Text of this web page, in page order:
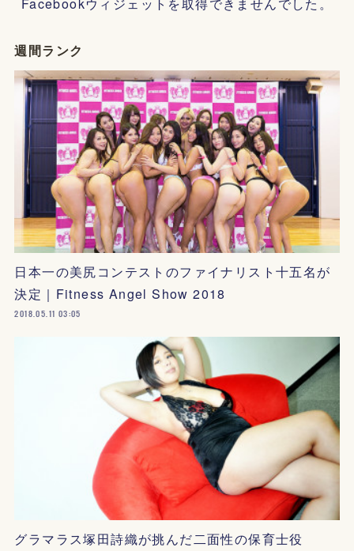
週間ランク
日本一の美尻コンテストのファイナリスト十五名が
決定｜Fitness Angel Show 2018
2018.05.11 03:05
グラマラス塚田詩織が挑んだ二面性の保育士役